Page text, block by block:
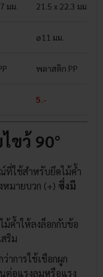
มม. 21.5 x 22.3 มม.
ø11 มม.
พลาสติก PP
5.-
ขว้ 90°
ที่ใช้สำหรับยึดไม้ค้ำ
มายบวก (+) ซึ่งมี
ม้ค้ำให้ลงล็อกกับข้อ
ริม
าการใช้เชือกผูก
ต่อแรงลมหรือแรง